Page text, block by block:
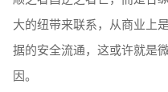
大的纽带来联系，从商业上
据的安全流通，这或许就是
因。